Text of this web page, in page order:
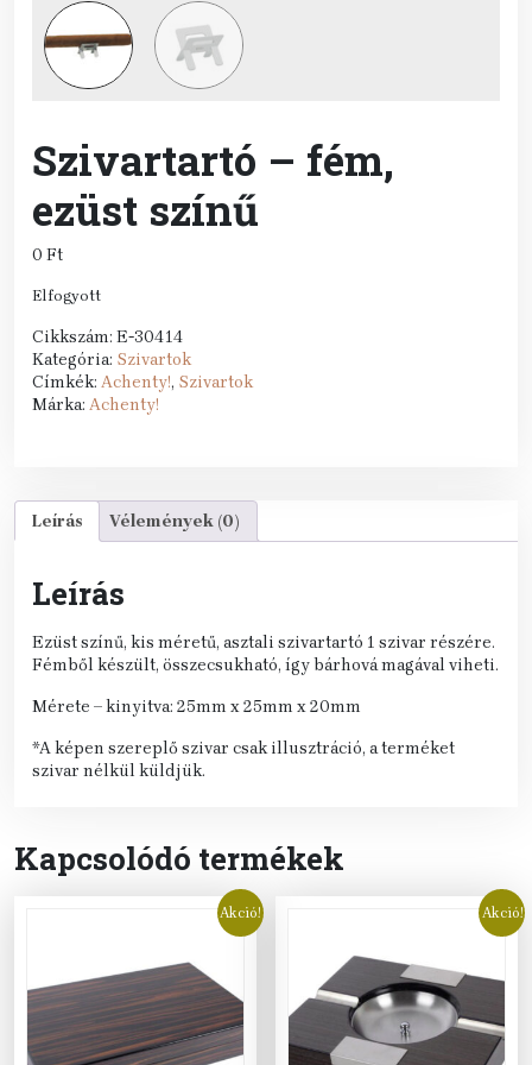
Szivartartó – fém,
ezüst színű
0 Ft
Elfogyott
Cikkszám: E-30414
Kategória: Szivartok
Címkék: Achenty!, Szivartok
Márka: Achenty!
Leírás Vélemények (0)
Leírás
Ezüst színű, kis méretű, asztali szivartartó 1 szivar részére.
Fémből készült, összecsukható, így bárhová magával viheti.
Mérete – kinyitva: 25mm x 25mm x 20mm
*A képen szereplő szivar csak illusztráció, a terméket
szivar nélkül küldjük.
Kapcsolódó termékek
Akció! Akció!